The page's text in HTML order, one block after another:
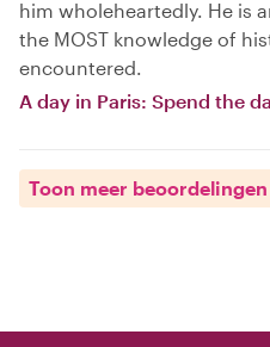
him wholeheartedly. He is
the MOST knowledge of
encountered.
A day in Paris: Spend the
Toon meer beoordelingen